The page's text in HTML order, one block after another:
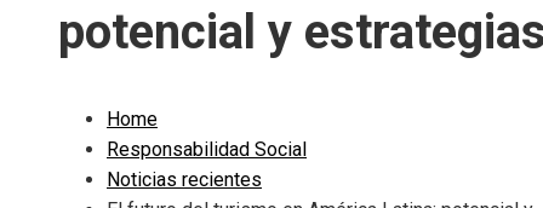
potencial y
Home
Responsabilidad Social
Noticias recientes